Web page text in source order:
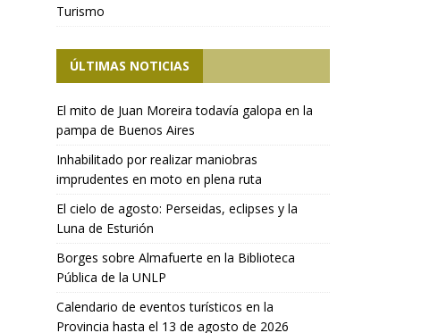
Turismo
ÚLTIMAS NOTICIAS
El mito de Juan Moreira todavía galopa en la
pampa de Buenos Aires
Inhabilitado por realizar maniobras
imprudentes en moto en plena ruta
El cielo de agosto: Perseidas, eclipses y la
Luna de Esturión
Borges sobre Almafuerte en la Biblioteca
Pública de la UNLP
Calendario de eventos turísticos en la
Provincia hasta el 13 de agosto de 2026